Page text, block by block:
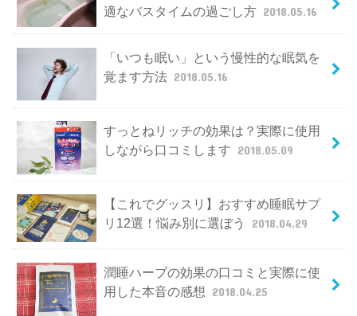
適なバスタイムの過ごし方 2018.05.16
「いつも眠い」という慢性的な眠気を
覚ます方法 2018.05.16
すっとねリッチの効果は？実際に使用
しながら口コミします 2018.05.09
【これでグッスリ】おすすめ睡眠サプ
リ12選！悩み別に選ぼう
2018.04.29
潤睡ハーブの効果の口コミと実際に使
用した本音の感想 2018.04.25